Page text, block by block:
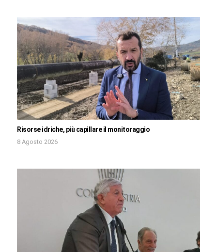
Risorse idriche, più capillare il monitoraggio
8 Agosto 2026